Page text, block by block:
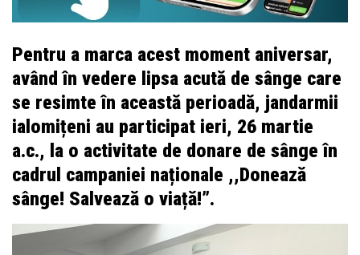
Pentru a marca acest moment aniversar,
având în vedere lipsa acută de sânge care
se resimte în această perioadă, jandarmii
ialomițeni au participat ieri, 26 martie
a.c., la o activitate de donare de sânge în
cadrul campaniei naționale ,,Donează
sânge! Salvează o viață!”.